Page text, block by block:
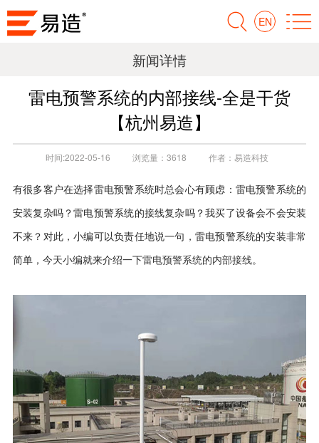
EN
新闻详情
雷电预警系统的内部接线-全是干货
【杭州易造】
时间:2022-05-16 浏览量： 3618 作者： 易造科技
有很多客户在选择雷电预警系统时总会心有顾虑：雷电预警系统的
安装复杂吗？雷电预警系统的接线复杂吗？我买了设备会不会安装
不来？对此，小编可以负责任地说一句，雷电预警系统的安装非常
简单，今天小编就来介绍一下雷电预警系统的内部接线。